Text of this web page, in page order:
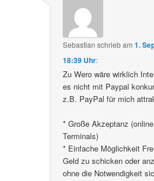
Sebastian schriebam1.
18:39 Uhr:
Zu Wero wäre wirklich
es nicht mit Paypal
z.B. PayPal für mich
* Große Akzeptanz
Terminals)
* Einfache Möglichkeit
Geld zu schicken oder
ohne die Notwendigkeit